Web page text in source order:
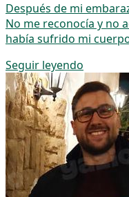
Después de mi
No me reconocía y no
había sufrido mi
Seguir leyendo